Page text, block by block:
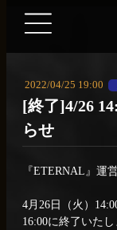
2022/04/25 19:00
[終了]4/26
らせ
『ETERNAL』運
4月26日（火）
16:00に終了いたし